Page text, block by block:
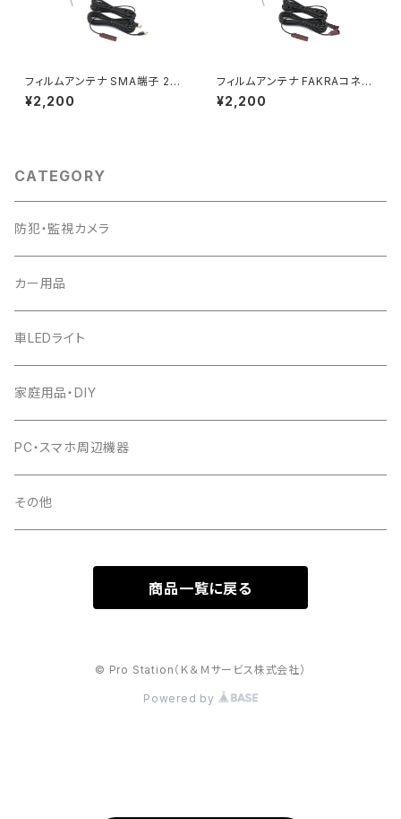
フィルムアンテナ SMA端子 2本
セット(左右1本ずつ) L型 地デジ
チューナー ワンセグ フルセグ 対
¥2,200
フィルムアンテナ FAKRAコネク
ター 2本セット(左右1本ずつ) L
型 地デジチューナー ワンセグ
¥2,200
CATEGORY
防犯・監視カメラ
カー用品
車LEDライト
家庭用品・DIY
PC・スマホ周辺機器
その他
商品一覧に戻る
© Pro Station（Ｋ＆Ｍサービス株式会社）
Powered by